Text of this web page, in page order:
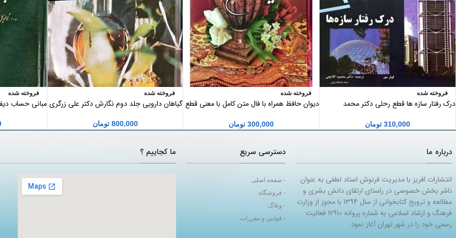
فروخته شده
درک رفتار سازه ها قطع رحلی دکتر محمد
310,000 تومان
فروخته شده
دیوان حافظ همراه با فال متن کامل با معنی قطع
300,000 تومان
فروخته شده
گیاهان دارویی جلد دوم نگارش دکتر علی زرگری
800,000 تومان
فروخته شده
مبانی حساب
درباره ما
انتشارات افریز با مدیریت فرنوش استاد لطفی به عنوان
ناشر بخش خصوصی در راستای ارتقای دانش بشری و
مطالعه و ترویج کتابخوانی از سال 1394 با مجوز از وزارت
فرهنگ و ارشاد اسلامی به شماره پروانه 12910 فعالیت
رسمی خود را در شهر تهران آغاز نمود.
دسترسی سریع
- صفحه اصلی
- فروشگاه
- وبلاگ
- قوانین و مقررات
ما کجاییم ؟